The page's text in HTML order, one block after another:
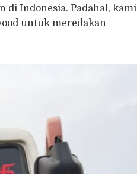
di Indonesia. Padahal, kami
untuk meredakan